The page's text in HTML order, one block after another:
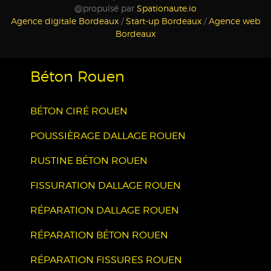
@propulsé par Spationaute.io
Agence digitale Bordeaux /Start-up Bordeaux /Agence web
Bordeaux
Béton Rouen
BÉTON CIRÉ ROUEN
POUSSIÈRAGE DALLAGE ROUEN
RUSTINE BÉTON ROUEN
FISSURATION DALLAGE ROUEN
RÉPARATION DALLAGE ROUEN
RÉPARATION BÉTON ROUEN
RÉPARATION FISSURES ROUEN